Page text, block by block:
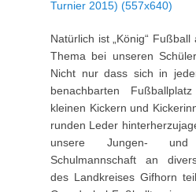
Natürlich ist „König“
Thema bei unseren
Nicht nur dass sich in
benachbarten
kleinen Kickern und
runden Leder
unsere Jungen- und
Schulmannschaft an
des Landkreises Gifhorn